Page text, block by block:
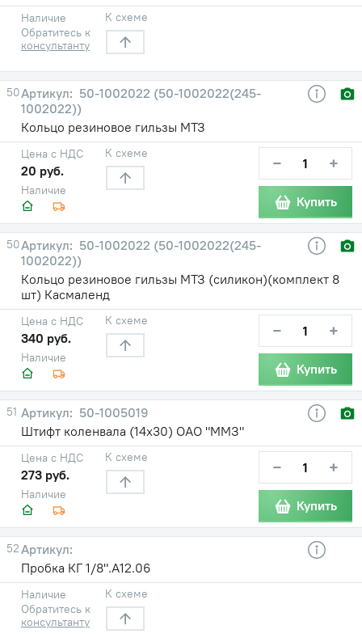
Наличие
Обратитесь к
консультанту
К схеме
50
50-1002022 (50-1002022(245-
1002022))
Кольцо резиновое гильзы МТЗ
Наличие
Цена с НДС
20 руб.
К схеме − +
Купить
50
50-1002022 (50-1002022(245-
1002022))
Кольцо резиновое гильзы МТЗ (силикон)(комплект 8
шт) Касмаленд
Наличие
Цена с НДС
340 руб.
К схеме − +
Купить
51
50-1005019
Штифт коленвала (14х30) ОАО "ММЗ"
Наличие
Цена с НДС
273 руб.
К схеме − +
Купить
52
Пробка КГ 1/8".А12.06
Наличие
Обратитесь к
консультанту
К схеме